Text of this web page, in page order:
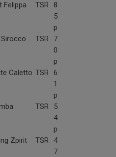
Felippa TSR
8
5
p
Sirocco TSR
7
0
p
Caletto TSR 6
1
p
TSR
5
4
p
Zpirit TSR
4
7